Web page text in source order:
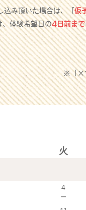
み頂いた場合は、「仮
体験希望日の4日前まで
※「×
火
4
－